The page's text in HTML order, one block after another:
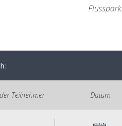
Teilnehmer Datum